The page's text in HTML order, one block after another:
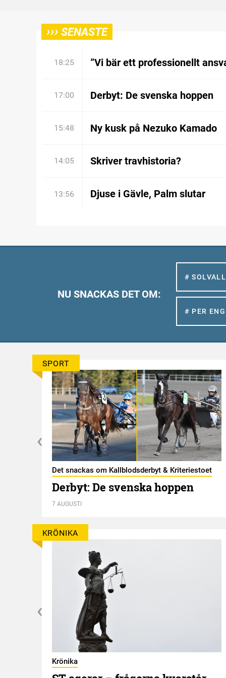
››› SENASTE
18:25 ”Vi bär ett professionellt
17:00 Derbyt: De svenska hoppen
15:48 Ny kusk på Nezuko Kamado
14:05 Skriver travhistoria?
13:56 Djuse i Gävle, Palm slutar
NU SNACKAS DET OM:
#
# PER
SPORT
Det snackas om Kallblodsderbyt & Kriteriestoet
Derbyt: De svenska hoppen
7 AUGUSTI
KRÖNIKA
Krönika